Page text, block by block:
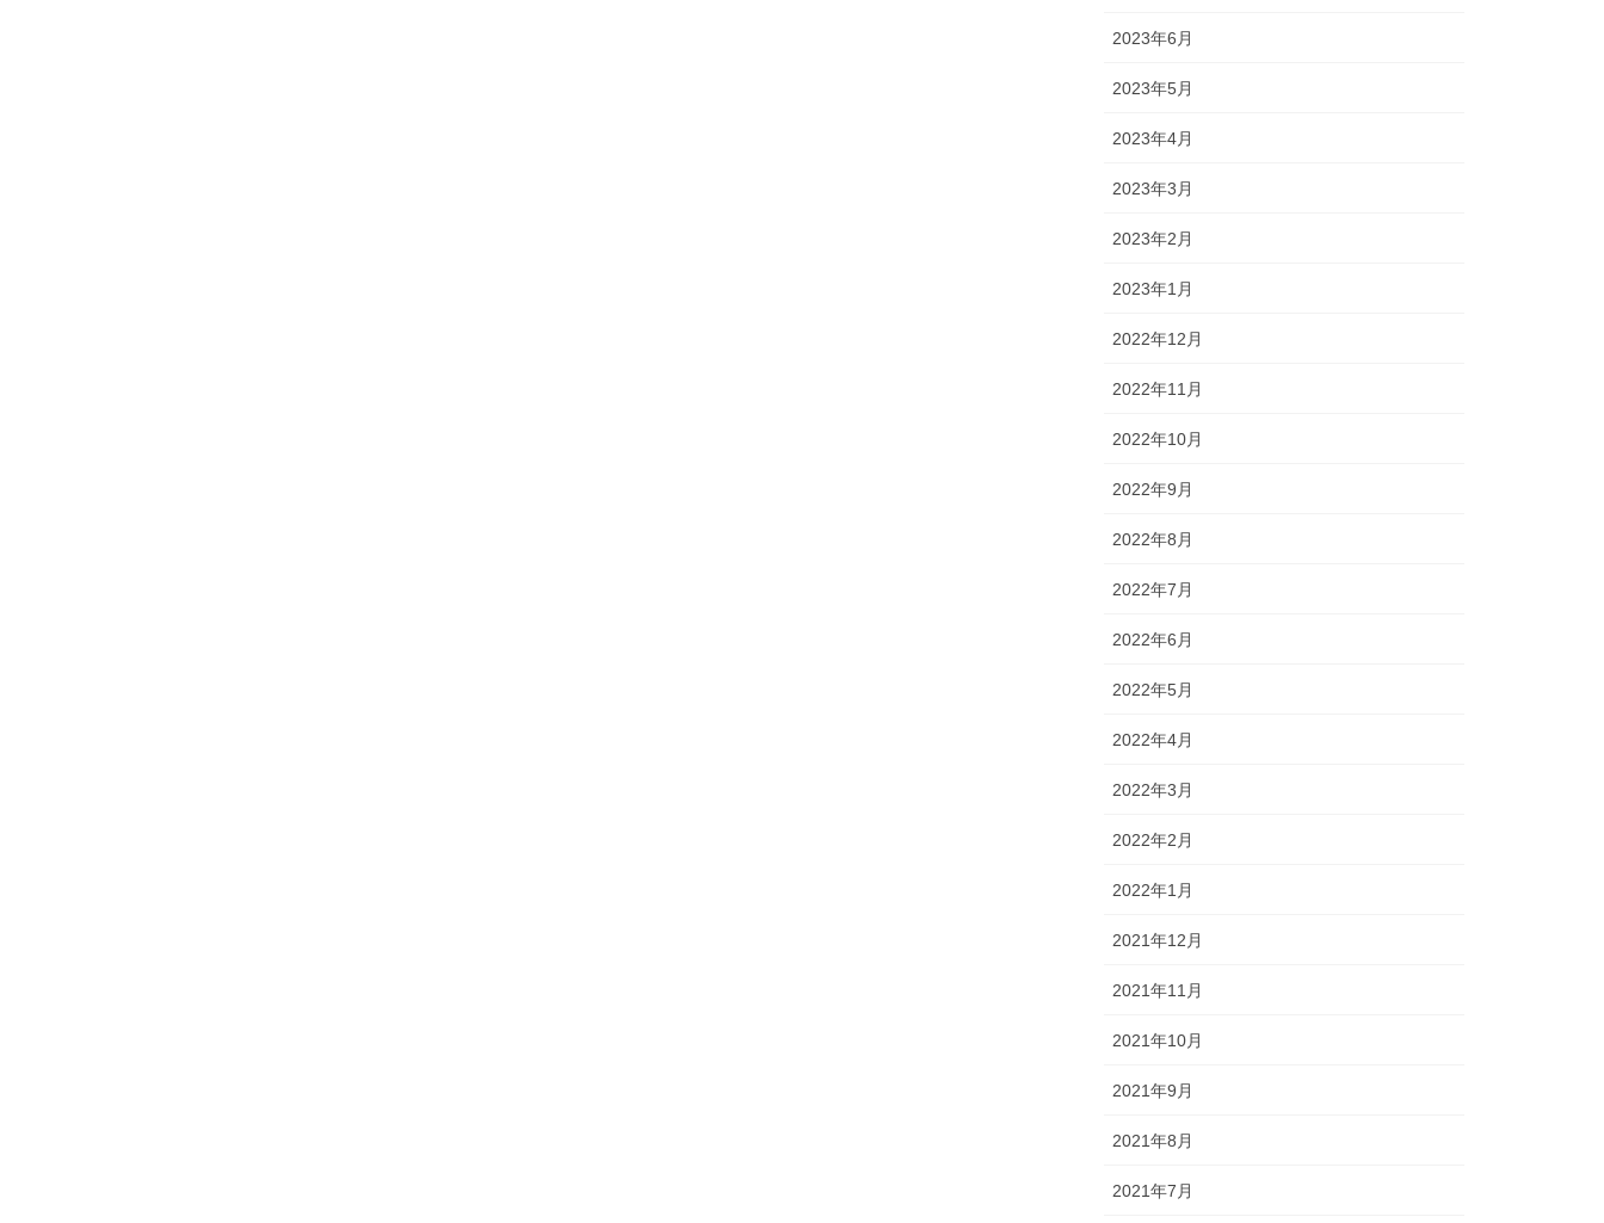
2023年6月
2023年5月
2023年4月
2023年3月
2023年2月
2023年1月
2022年12月
2022年11月
2022年10月
2022年9月
2022年8月
2022年7月
2022年6月
2022年5月
2022年4月
2022年3月
2022年2月
2022年1月
2021年12月
2021年11月
2021年10月
2021年9月
2021年8月
2021年7月